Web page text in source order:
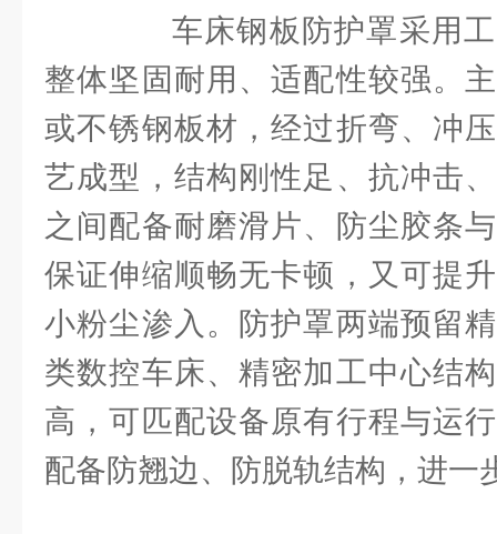
车床钢板防护罩采用工
整体坚固耐用、适配性较强。
或不锈钢板材，经过折弯、冲
艺成型，结构刚性足、抗冲击
之间配备耐磨滑片、防尘胶条
保证伸缩顺畅无卡顿，又可提
小粉尘渗入。防护罩两端预留
类数控车床、精密加工中心结
高，可匹配设备原有行程与运
配备防翘边、防脱轨结构，进一